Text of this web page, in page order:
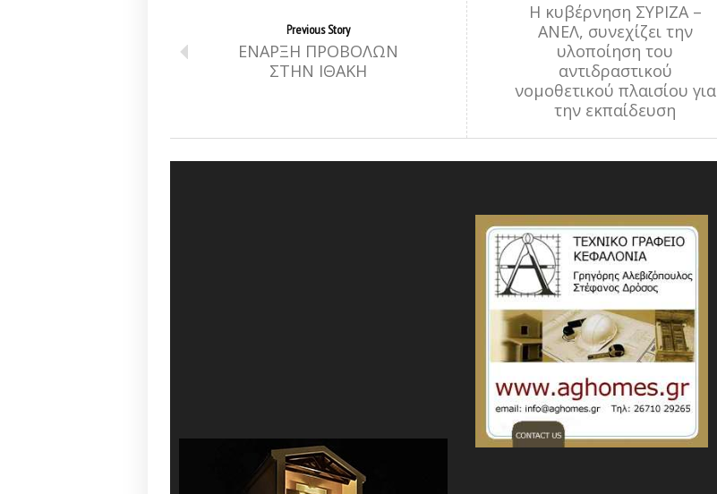
Previous Story
ΕΝΑΡΞΗ ΠΡΟΒΟΛΩΝ
ΣΤΗΝ ΙΘΑΚΗ
Η κυβέρνηση ΣΥΡΙΖΑ –
ΑΝΕΛ, συνεχίζει την
υλοποίηση του
αντιδραστικού
νομοθετικού πλαισίου για
την εκπαίδευση